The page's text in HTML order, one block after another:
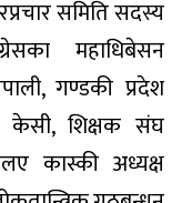
समिति सदस्य
महाधिबेसन
गण्डकी प्रदेश
केसी, शिक्षक संघ
कास्की अध्यक्ष